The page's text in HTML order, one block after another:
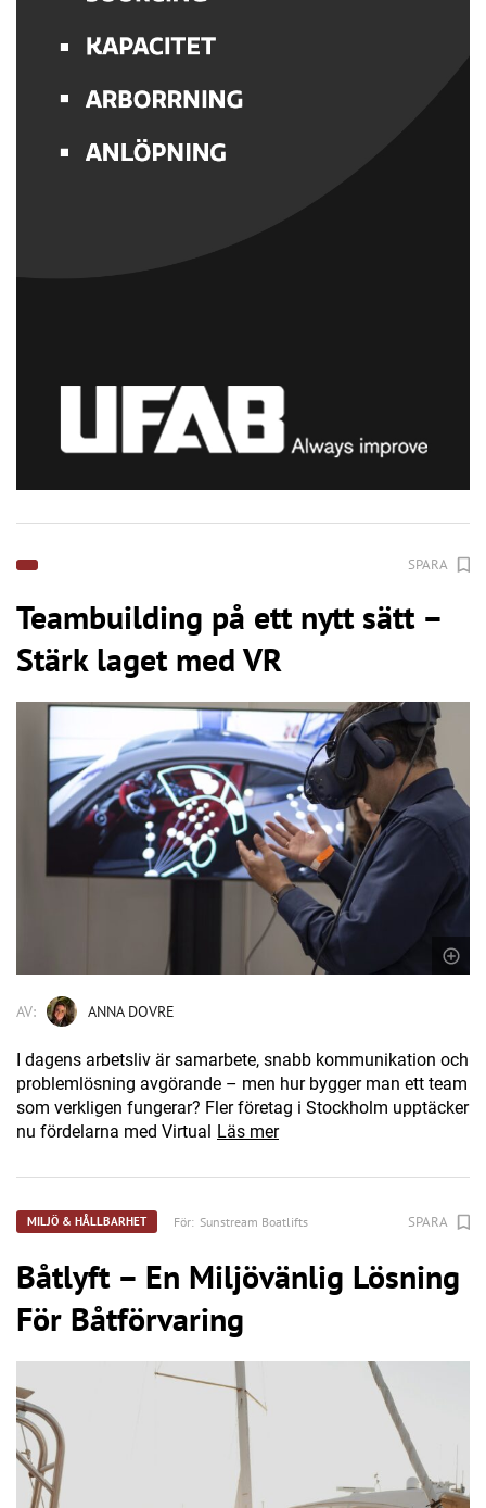
SPARA
Teambuilding på ett nytt sätt –
Stärk laget med VR
AV: ANNA DOVRE
I dagens arbetsliv är samarbete, snabb kommunikation och
problemlösning avgörande – men hur bygger man ett team
som verkligen fungerar? Fler företag i Stockholm upptäcker
nu fördelarna med Virtual
Läs mer
MILJÖ & HÅLLBARHET För: Sunstream Boatlifts SPARA
Båtlyft – En Miljövänlig Lösning
För Båtförvaring